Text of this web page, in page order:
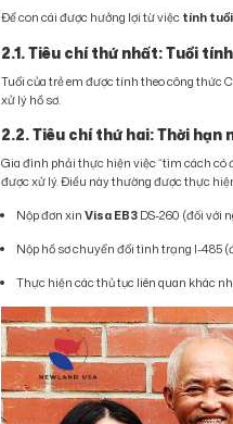
Để con cái được hưởng lợi từ việc tính
2.1. Tiêu chí thứ nhất: Tuổi
Tuổi của trẻ em được tính theo công thức
xử lý hồ sơ.
2.2. Tiêu chí thứ hai: Thời hạn
Gia đình phải thực hiện việc “tìm cách có
được xử lý. Điều này thường được thực
Nộp đơn xin Visa EB3DS-260 (đối với
Nộp hồ sơ chuyển đổi tình trạng I-485
Thực hiện các thủ tục liên quan khác